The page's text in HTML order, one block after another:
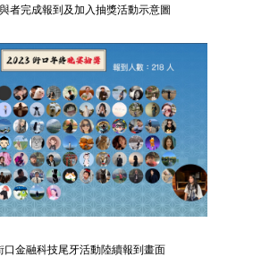
者完成報到及加入抽獎活動示意圖
口金融科技尾牙活動陸續報到畫面